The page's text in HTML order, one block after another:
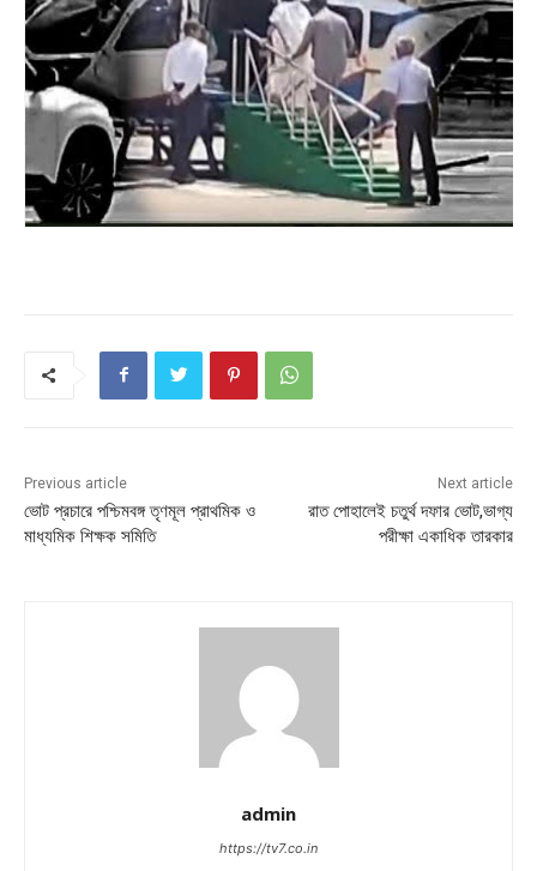
Previous article
ভোট প্রচারে পশ্চিমবঙ্গ তৃণমূল প্রাথমিক ও
মাধ্যমিক শিক্ষক সমিতি
Next article
রাত পোহালেই চতুর্থ দফার ভোট,ভাগ্য
পরীক্ষা একাধিক তারকার
admin
https://tv7.co.in